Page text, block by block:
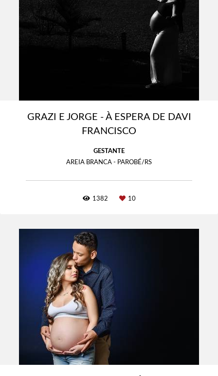
GRAZI E JORGE - À ESPERA DE DAVI
FRANCISCO
GESTANTE
AREIA BRANCA - PAROBÉ/RS
1382 10